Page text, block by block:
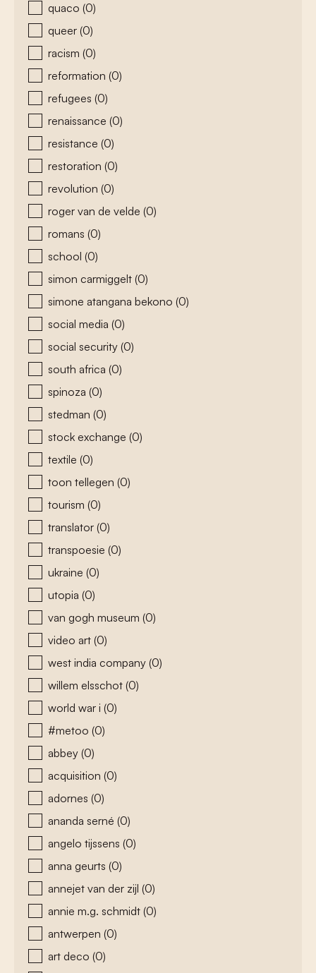
quaco (0)
queer (0)
racism (0)
reformation (0)
refugees (0)
renaissance (0)
resistance (0)
restoration (0)
revolution (0)
roger van de velde (0)
romans (0)
school (0)
simon carmiggelt (0)
simone atangana bekono (0)
social media (0)
social security (0)
south africa (0)
spinoza (0)
stedman (0)
stock exchange (0)
textile (0)
toon tellegen (0)
tourism (0)
translator (0)
transpoesie (0)
ukraine (0)
utopia (0)
van gogh museum (0)
video art (0)
west india company (0)
willem elsschot (0)
world war i (0)
#metoo (0)
abbey (0)
acquisition (0)
adornes (0)
ananda serné (0)
angelo tijssens (0)
anna geurts (0)
annejet van der zijl (0)
annie m.g. schmidt (0)
antwerpen (0)
art deco (0)